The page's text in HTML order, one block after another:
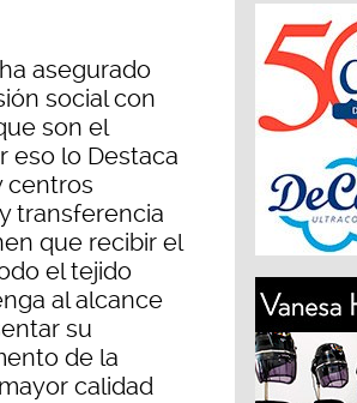
asegurado
social con
son el
eso lo Destaca
centros
transferencia
que recibir el
el tejido
al alcance
su
de la
calidad